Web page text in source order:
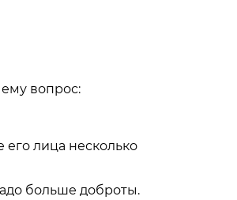
вопрос:
лица несколько
больше доброты.